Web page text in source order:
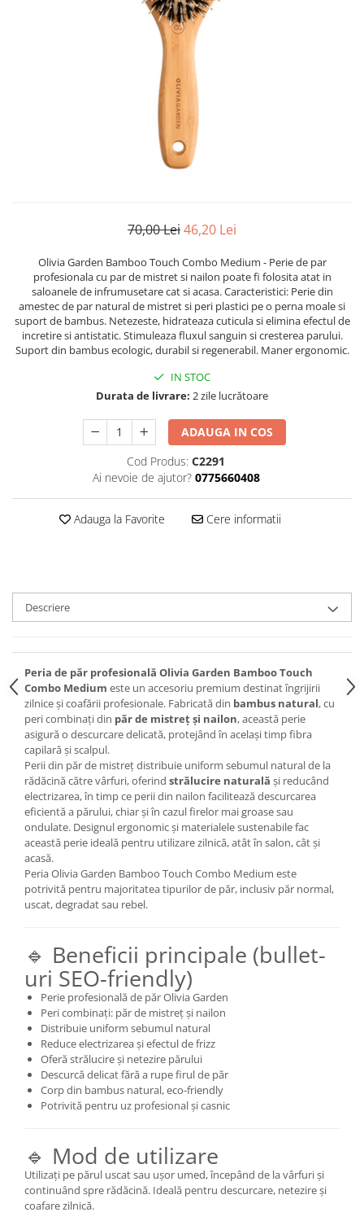
70,00 Lei46,20 Lei
Olivia Garden Bamboo Touch Combo Medium - Perie de par
profesionala cu par de mistret si nailon poate fi folosita atat in
saloanele de infrumusetare cat si acasa. Caracteristici: Perie din
amestec de par natural de mistret si peri plastici pe o perna moale si
suport de bambus. Netezeste, hidrateaza cuticula si elimina efectul de
incretire si antistatic. Stimuleaza fluxul sanguin si cresterea parului.
Suport din bambus ecologic, durabil si regenerabil. Maner ergonomic.
IN STOC
Durata de livrare: 2 zile lucrătoare
ADAUGA IN COS
Cod Produs: C2291
Ai nevoie de ajutor? 0775660408
Adauga la Favorite Cere informatii
Descriere
Peria de păr profesională Olivia Garden Bamboo Touch
Combo Medium este un accesoriu premium destinat îngrijirii
zilnice și coafării profesionale. Fabricată din bambus natural, cu
peri combinați din păr de mistreț și nailon, această perie
asigură o descurcare delicată, protejând în același timp fibra
capilară și scalpul.
Perii din păr de mistreț distribuie uniform sebumul natural de la
rădăcină către vârfuri, oferind strălucire naturală și reducând
electrizarea, în timp ce perii din nailon facilitează descurcarea
eficientă a părului, chiar și în cazul firelor mai groase sau
ondulate. Designul ergonomic și materialele sustenabile fac
această perie ideală pentru utilizare zilnică, atât în salon, cât și
acasă.
Peria Olivia Garden Bamboo Touch Combo Medium este
potrivită pentru majoritatea tipurilor de păr, inclusiv păr normal,
uscat, degradat sau rebel.
🔹 Beneficii principale (bullet-
uri SEO-friendly)
Perie profesională de păr Olivia Garden
Peri combinați: păr de mistreț și nailon
Distribuie uniform sebumul natural
Reduce electrizarea și efectul de frizz
Oferă strălucire și netezire părului
Descurcă delicat fără a rupe firul de păr
Corp din bambus natural, eco-friendly
Potrivită pentru uz profesional și casnic
🔹 Mod de utilizare
Utilizați pe părul uscat sau ușor umed, începând de la vârfuri și
continuând spre rădăcină. Ideală pentru descurcare, netezire și
coafare zilnică.